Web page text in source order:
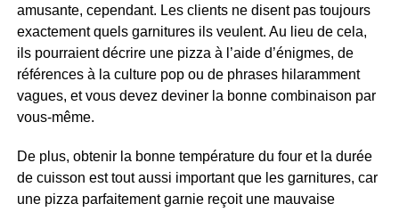
amusante, cependant. Les clients ne disent pas toujours
exactement quels garnitures ils veulent. Au lieu de cela,
ils pourraient décrire une pizza à l’aide d’énigmes, de
références à la culture pop ou de phrases hilaramment
vagues, et vous devez deviner la bonne combinaison par
vous-même.
De plus, obtenir la bonne température du four et la durée
de cuisson est tout aussi important que les garnitures, car
une pizza parfaitement garnie reçoit une mauvaise